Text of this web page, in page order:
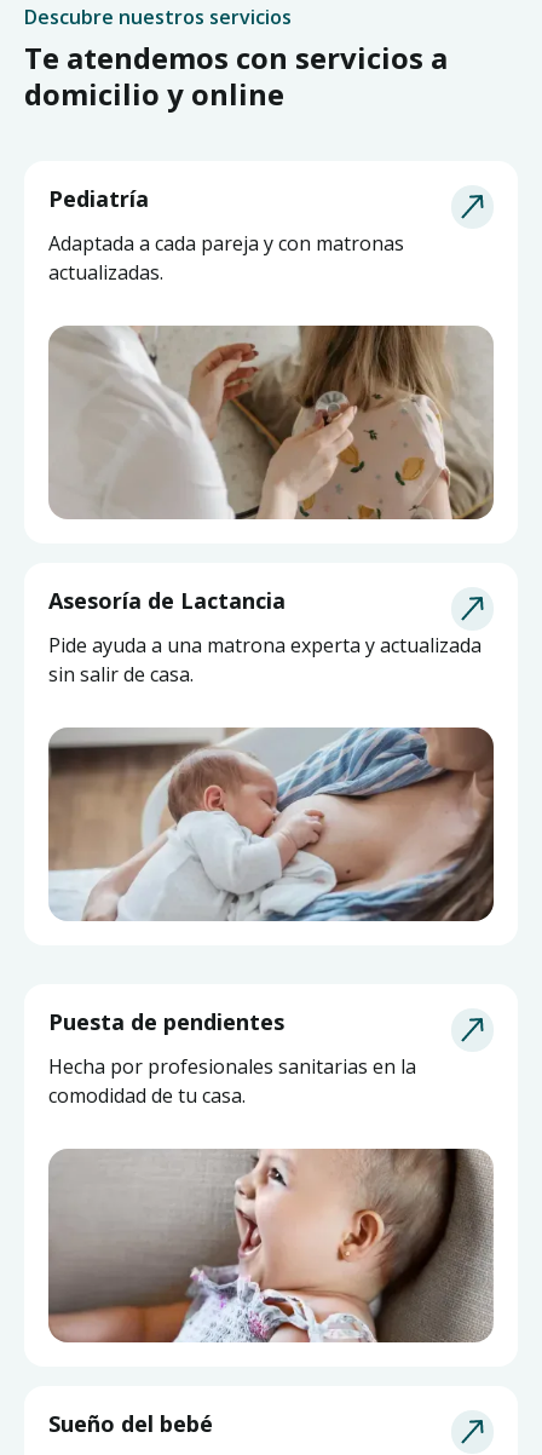
Descubre nuestros servicios
Te atendemos con servicios a
domicilio y online
Pediatría
Adaptada a cada pareja y con matronas
actualizadas.
Puesta de pendientes
Hecha por profesionales sanitarias en la
comodidad de tu casa.
Asesoría de Lactancia
Pide ayuda a una matrona experta y actualizada
sin salir de casa.
Sueño del bebé